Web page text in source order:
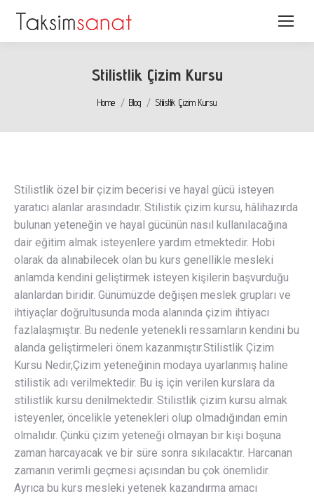
Stilistlik Çizim Kursu
You are here:
Home Blog Stilistlik Çizim Kursu
Stilistlik özel bir çizim becerisi ve hayal gücü isteyen
yaratıcı alanlar arasındadır. Stilistik çizim kursu, hâlihazırda
bulunan yeteneğin ve hayal gücünün nasıl kullanılacağına
dair eğitim almak isteyenlere yardım etmektedir. Hobi
olarak da alınabilecek olan bu kurs genellikle mesleki
anlamda kendini geliştirmek isteyen kişilerin başvurduğu
alanlardan biridir. Günümüzde değişen meslek grupları ve
ihtiyaçlar doğrultusunda moda alanında çizim ihtiyacı
fazlalaşmıştır. Bu nedenle yetenekli ressamların kendini bu
alanda geliştirmeleri önem kazanmıştır.Stilistlik Çizim
Kursu Nedir,Çizim yeteneğinin modaya uyarlanmış haline
stilistik adı verilmektedir. Bu iş için verilen kurslara da
stilistlik kursu denilmektedir. Stilistlik çizim kursu almak
isteyenler, öncelikle yetenekleri olup olmadığından emin
olmalıdır. Çünkü çizim yeteneği olmayan bir kişi boşuna
zaman harcayacak ve bir süre sonra sıkılacaktır. Harcanan
zamanın verimli geçmesi açısından bu çok önemlidir.
Ayrıca bu kurs mesleki yetenek kazandırma amacı